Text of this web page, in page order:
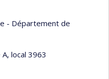
- Département de
A, local 3963